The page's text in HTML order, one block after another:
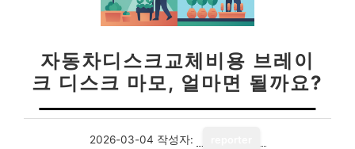
자동차디스크교체비용 브레이
크 디스크 마모, 얼마면 될까요?
2026-03-04 작성자: